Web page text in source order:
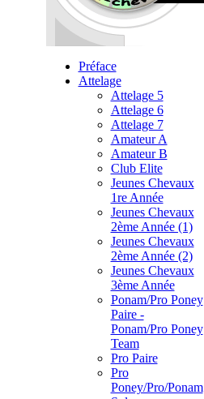
Préface
Attelage
Attelage 5
Attelage 6
Attelage 7
Amateur A
Amateur B
Club Elite
Jeunes Chevaux
1re Année
Jeunes Chevaux
2ème Année (1)
Jeunes Chevaux
2ème Année (2)
Jeunes Chevaux
3ème Année
Ponam/Pro Poney
Paire -
Ponam/Pro Poney
Team
Pro Paire
Pro
Poney/Pro/Ponam